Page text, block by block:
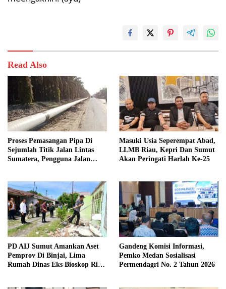
Read Also
Proses Pemasangan Pipa Di
Sejumlah Titik Jalan Lintas
Sumatera, Pengguna Jalan
Masuki Usia Seperempat Abad,
LLMB Riau, Kepri Dan Sumut
Akan Peringati Harlah Ke-25
PD AIJ Sumut Amankan Aset
Pemprov Di Binjai, Lima
Rumah Dinas Eks Bioskop Ria
Gandeng Komisi Informasi,
Pemko Medan Sosialisasi
Permendagri No. 2 Tahun 2026